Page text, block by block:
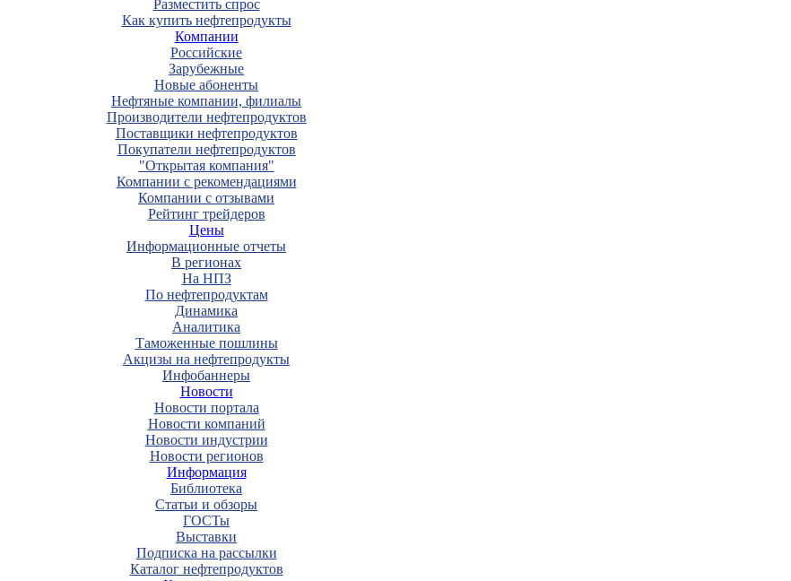
Разместить спрос
Как купить нефтепродукты
Компании
Российские
Зарубежные
Новые абоненты
Нефтяные компании, филиалы
Производители нефтепродуктов
Поставщики нефтепродуктов
Покупатели нефтепродуктов
"Открытая компания"
Компании с рекомендациями
Компании с отзывами
Рейтинг трейдеров
Цены
Информационные отчеты
В регионах
На НПЗ
По нефтепродуктам
Динамика
Аналитика
Таможенные пошлины
Акцизы на нефтепродукты
Инфобаннеры
Новости
Новости портала
Новости компаний
Новости индустрии
Новости регионов
Информация
Библиотека
Статьи и обзоры
ГОСТы
Выставки
Подписка на рассылки
Каталог нефтепродуктов